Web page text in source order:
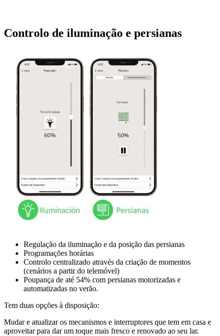
Controlo de iluminação e persianas
Regulação da iluminação e da posição das persianas
Programações horárias
Controlo centralizado através da criação de momentos
(cenários a partir do telemóvel)
Poupança de até 54% com persianas motorizadas e
automatizadas no verão.
Tem duas opções à disposição:
Mudar e atualizar os mecanismos e interruptores que tem em casa e
aproveitar para dar um toque mais fresco e renovado ao seu lar.